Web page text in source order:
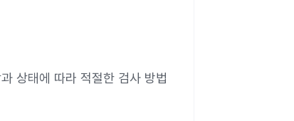
상태에 따라 적절한 검사 방법